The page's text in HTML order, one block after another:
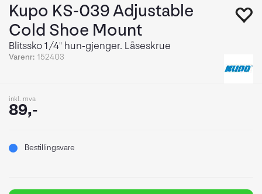
Kupo KS-039 Adjustable
Cold Shoe Mount
Blitssko 1/4" hun-gjenger. Låseskrue
Varenr: 152403
inkl. mva
89,-
Bestillingsvare